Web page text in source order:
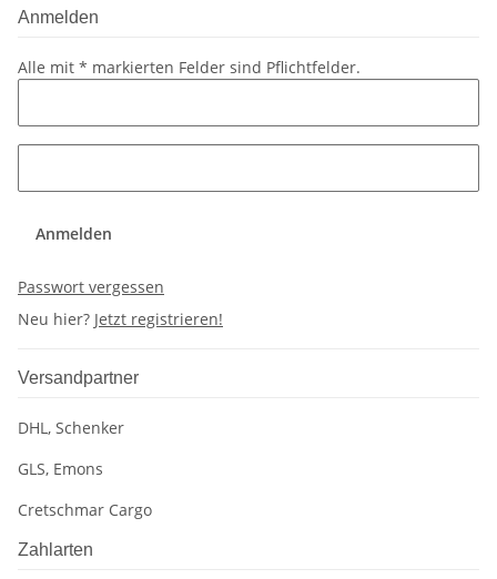
Anmelden
Alle mit * markierten Felder sind Pflichtfelder.
Anmelden
Passwort vergessen
Neu hier? Jetzt registrieren!
Versandpartner
DHL, Schenker
GLS, Emons
Cretschmar Cargo
Zahlarten